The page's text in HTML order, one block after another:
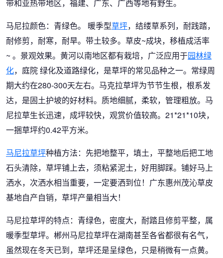
带和亚热带地区，福建、广东、广西等地有野生。
马尼拉颜色：青绿色。 暖季型草坪，结缕草系列，耐践踏，
耐修剪，耐寒，耐旱。带土较多。草皮~成块，移植成活率
~ 。景观效果。黄河以南地区都有栽培，广泛应用于园林绿
化，庭院 绿化及道路绿化，是草坪的常见品种之一。常绿周
期大约在280-300天左右。马克拉草坪为节节生根，根系发
达，是固土护坡的好材料。质地细腻，柔软，管理粗放。马
尼拉草生长迅速，成坪较快，观赏价值较高。21*21*10块，
一捆草坪约0.42平方米。
马尼拉草坪种植方法：先把地整平，填土，平整地后把工地
石头清除，草坪铺上去，须粘紧泥土，好用脚踩。铺好马上
洒水，次洒水相当重要，一定要洒到位！广东惠州茂沁草皮
基地自产自销，草坪产量相当大！
马尼拉草坪的特点：青绿色，密度大，耐踏且修剪平整，属
暖季型草坪。郴州马尼拉草坪在湖南甚至各省都很有名气，
虽然现在冬天已到，草坪还是呈绿色，只是稍微有一点黄。